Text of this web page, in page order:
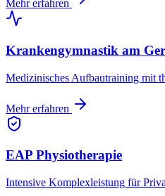
Mehr erfahren
Krankengymnastik am
Medizinisches Aufbautraining mit
Mehr erfahren
EAP Physiotherapie
Intensive Komplexleistung für